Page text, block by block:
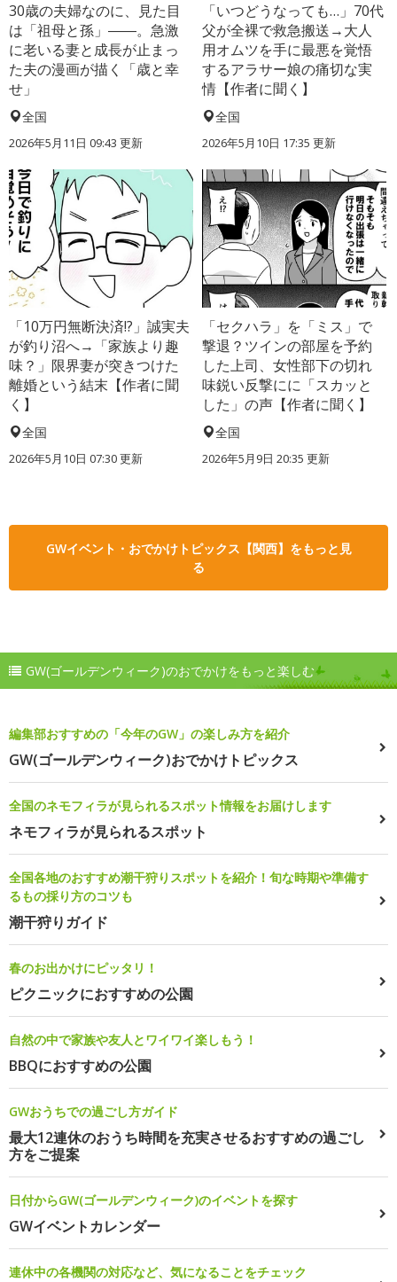
30歳の夫婦なのに、見た目
は「祖母と孫」――。急激
に老いる妻と成長が止まっ
た夫の漫画が描く「歳と幸
せ」
全国
2026年5月11日 09:43 更新
「いつどうなっても…」70代
父が全裸で救急搬送→大人
用オムツを手に最悪を覚悟
するアラサー娘の痛切な実
情【作者に聞く】
全国
2026年5月10日 17:35 更新
「10万円無断決済!?」誠実夫
が釣り沼へ→「家族より趣
味？」限界妻が突きつけた
離婚という結末【作者に聞
く】
全国
2026年5月10日 07:30 更新
「セクハラ」を「ミス」で
撃退？ツインの部屋を予約
した上司、女性部下の切れ
味鋭い反撃にに「スカッと
した」の声【作者に聞く】
全国
2026年5月9日 20:35 更新
GWイベント・おでかけトピックス【関西】をもっと見
る
GW(ゴールデンウィーク)のおでかけをもっと楽しむ
編集部おすすめの「今年のGW」の楽しみ方を紹介
GW(ゴールデンウィーク)おでかけトピックス
全国のネモフィラが見られるスポット情報をお届けします
ネモフィラが見られるスポット
全国各地のおすすめ潮干狩りスポットを紹介！旬な時期や準備す
るもの採り方のコツも
潮干狩りガイド
春のお出かけにピッタリ！
ピクニックにおすすめの公園
自然の中で家族や友人とワイワイ楽しもう！
BBQにおすすめの公園
GWおうちでの過ごし方ガイド
最大12連休のおうち時間を充実させるおすすめの過ごし
方をご提案
日付からGW(ゴールデンウィーク)のイベントを探す
GWイベントカレンダー
連休中の各機関の対応など、気になることをチェック